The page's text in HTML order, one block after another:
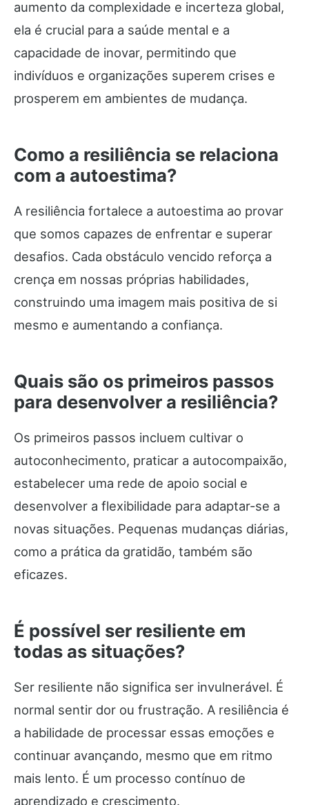
aumento da complexidade e incerteza global,
ela é crucial para a saúde mental e a
capacidade de inovar, permitindo que
indivíduos e organizações superem crises e
prosperem em ambientes de mudança.
Como a resiliência se relaciona
com a autoestima?
A resiliência fortalece a autoestima ao provar
que somos capazes de enfrentar e superar
desafios. Cada obstáculo vencido reforça a
crença em nossas próprias habilidades,
construindo uma imagem mais positiva de si
mesmo e aumentando a confiança.
Quais são os primeiros passos
para desenvolver a resiliência?
Os primeiros passos incluem cultivar o
autoconhecimento, praticar a autocompaixão,
estabelecer uma rede de apoio social e
desenvolver a flexibilidade para adaptar-se a
novas situações. Pequenas mudanças diárias,
como a prática da gratidão, também são
eficazes.
É possível ser resiliente em
todas as situações?
Ser resiliente não significa ser invulnerável. É
normal sentir dor ou frustração. A resiliência é
a habilidade de processar essas emoções e
continuar avançando, mesmo que em ritmo
mais lento. É um processo contínuo de
aprendizado e crescimento.